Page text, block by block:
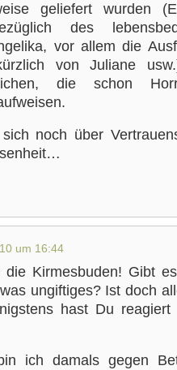
geliefert wurden
des
vor allem die
von Juliane
die schon
noch über
um 16:44
Kirmesbuden! Gibt
ungiftiges? Ist doch
hast Du
ich damals gegen